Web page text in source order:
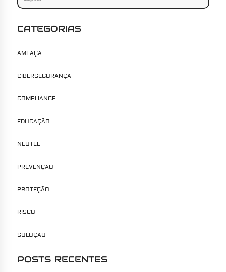
CATEGORIAS
AMEAÇA
CIBERSEGURANÇA
COMPLIANCE
EDUCAÇÃO
NEOTEL
PREVENÇÃO
PROTEÇÃO
RISCO
SOLUÇÃO
POSTS RECENTES